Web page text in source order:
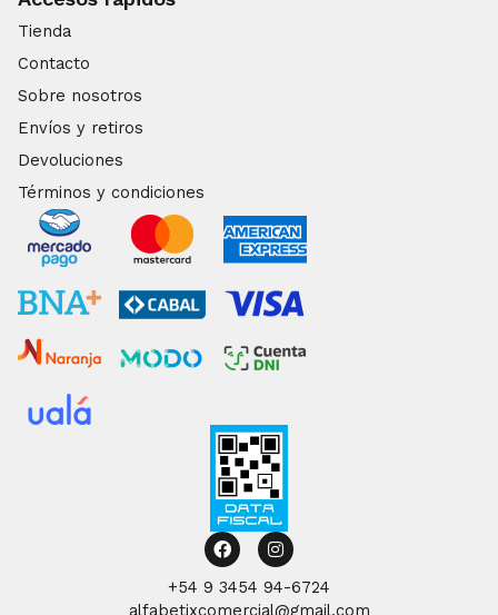
Tienda
Contacto
Sobre nosotros
Envíos y retiros
Devoluciones
Términos y condiciones
FacebookInstagram
+54 9 3454 94-6724
alfabetixcomercial@gmail.com